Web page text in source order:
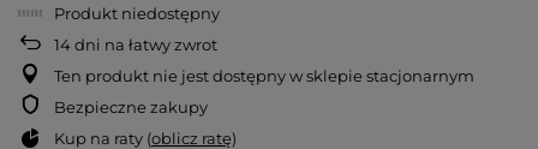
Produkt niedostępny
14dni na łatwy zwrot
Ten produkt nie jest dostępny w sklepie stacjonarnym
Bezpieczne zakupy
Kup na raty (oblicz ratę)